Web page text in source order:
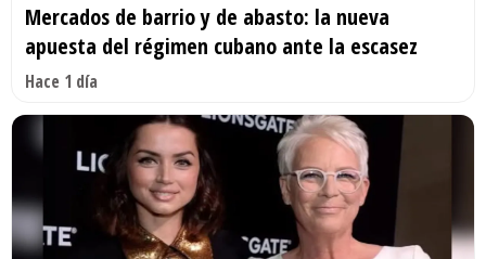
Mercados de barrio y de abasto: la nueva
apuesta del régimen cubano ante la escasez
Hace 1 día